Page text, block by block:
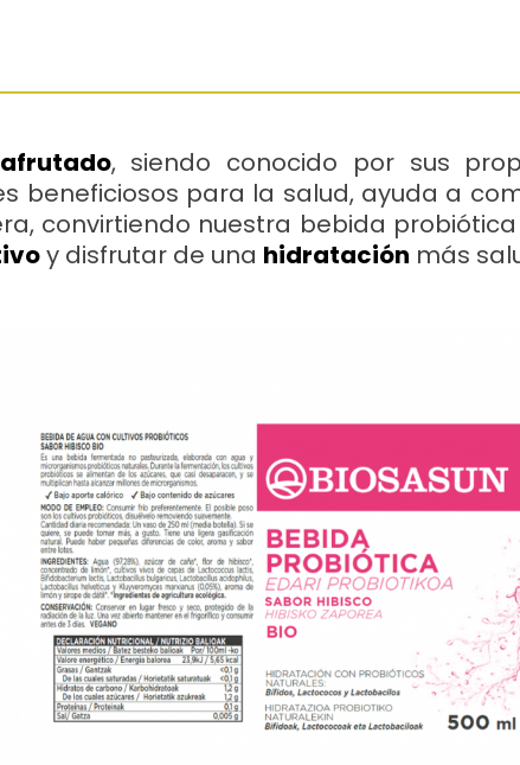
, siendo conocido por sus
beneficiosos para la salud, ayuda a
convirtiendo nuestra bebida
y disfrutar de una hidratación más